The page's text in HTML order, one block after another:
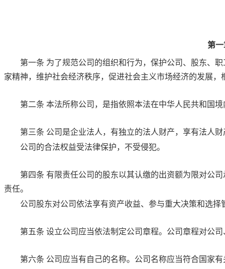
第
第一条 为了规范公司的组织和行为，保护公司、股东、
家精神，维护社会经济秩序，促进社会主义市场经济的发展，
第二条 本法所称公司，是指依照本法在中华人民共和国
第三条 公司是企业法人，有独立的法人财产，享有法人
公司的合法权益受法律保护，不受侵犯。
第四条 有限责任公司的股东以其认缴的出资额为限对公
责任。
公司股东对公司依法享有资产收益、参与重大决策和选择
第五条 设立公司应当依法制定公司章程。公司章程对公
第六条 公司应当有自己的名称。公司名称应当符合国家